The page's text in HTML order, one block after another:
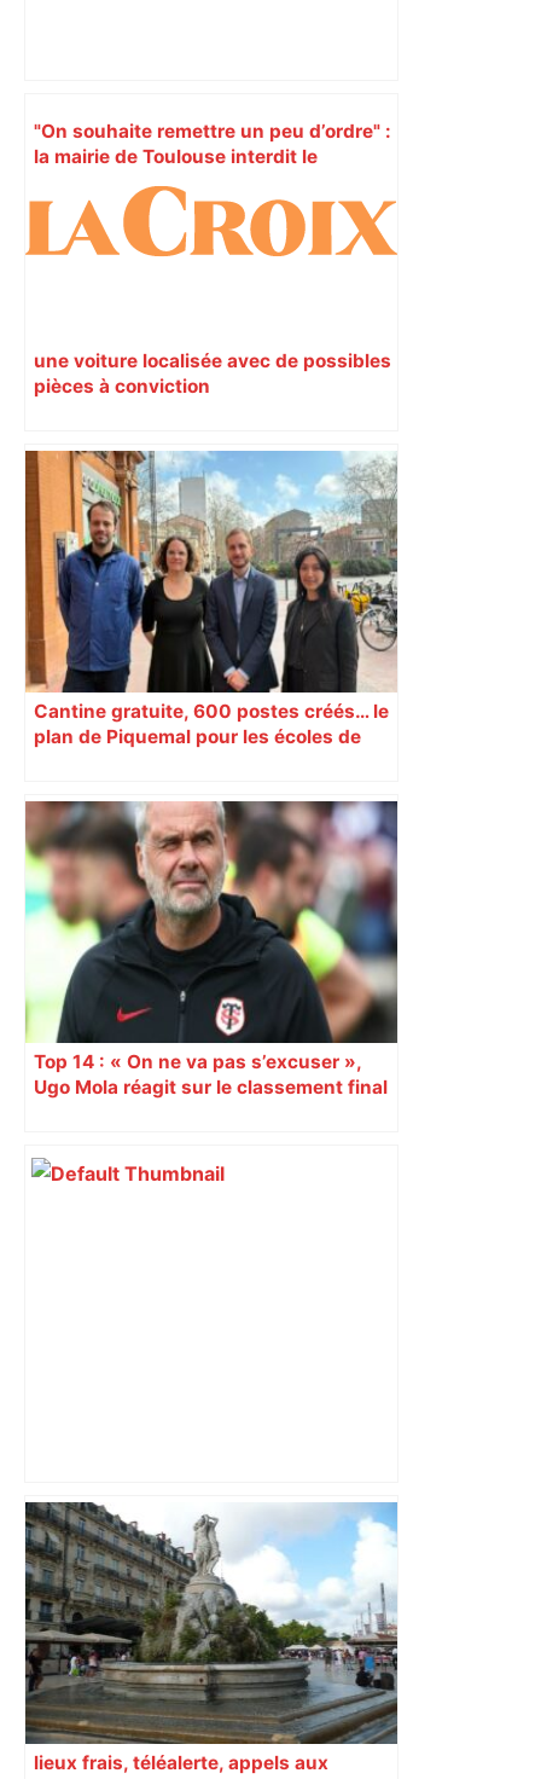
"On souhaite remettre un peu d’ordre" :
la mairie de Toulouse interdit le
commerce ambulant de 6 heures à
minuit dans ce grand quartier populaire
et prévoit des sanctions pour libérer
l’espace public – ladepeche.fr
une voiture localisée avec de possibles
pièces à conviction
Cantine gratuite, 600 postes créés… le
plan de Piquemal pour les écoles de
Top 14 : « On ne va pas s’excuser »,
Ugo Mola réagit sur le classement final
Canicule à Toulouse : pourquoi le
Muséum a dû fermer en urgence ? –
ici.fr
lieux frais, téléalerte, appels aux